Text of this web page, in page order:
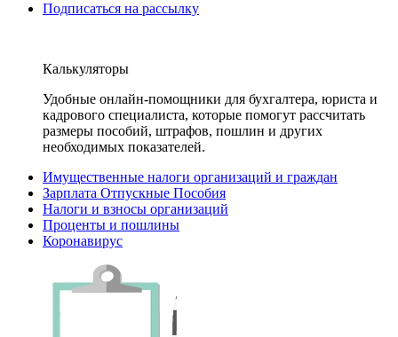
Подписаться на рассылку
Калькуляторы
Удобные онлайн-помощники для бухгалтера, юриста и
кадрового специалиста, которые помогут рассчитать
размеры пособий, штрафов, пошлин и других
необходимых показателей.
Имущественные налоги организаций и граждан
Зарплата Отпускные Пособия
Налоги и взносы организаций
Проценты и пошлины
Коронавирус